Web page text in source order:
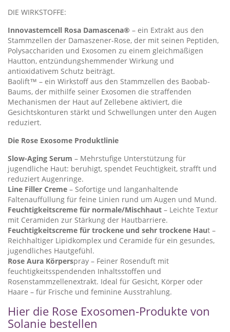
DIE WIRKSTOFFE:
Innovastemcell Rosa Damascena® – ein Extrakt aus den
Stammzellen der Damaszener-Rose, der mit seinen Peptiden,
Polysacchariden und Exosomen zu einem gleichmäßigen
Hautton, entzündungshemmender Wirkung und
antioxidativem Schutz beiträgt.
Baolift™ – ein Wirkstoff aus den Stammzellen des Baobab-
Baums, der mithilfe seiner Exosomen die straffenden
Mechanismen der Haut auf Zellebene aktiviert, die
Gesichtskonturen stärkt und Schwellungen unter den Augen
reduziert.
Die Rose Exosome Produktlinie
Slow-Aging Serum – Mehrstufige Unterstützung für
jugendliche Haut: beruhigt, spendet Feuchtigkeit, strafft und
reduziert Augenringe.
Line Filler Creme – Sofortige und langanhaltende
Faltenauffüllung für feine Linien rund um Augen und Mund.
Feuchtigkeitscreme für normale/Mischhaut – Leichte Textur
mit Ceramiden zur Stärkung der Hautbarriere.
Feuchtigkeitscreme für trockene und sehr trockene Haut –
Reichhaltiger Lipidkomplex und Ceramide für ein gesundes,
jugendliches Hautgefühl.
Rose Aura Körperspray – Feiner Rosenduft mit
feuchtigkeitsspendenden Inhaltsstoffen und
Rosenstammzellenextrakt. Ideal für Gesicht, Körper oder
Haare – für Frische und feminine Ausstrahlung.
Hier die Rose Exosomen-Produkte von
Solanie bestellen